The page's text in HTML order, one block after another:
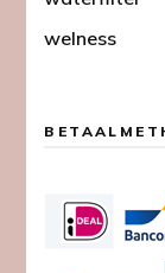
welness